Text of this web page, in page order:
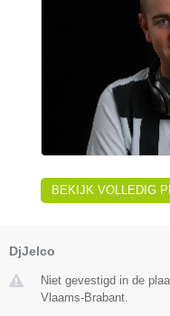
BEKIJK VOLLEDIG
DjJelco
Niet gevestigd in de
Vlaams-Brabant.